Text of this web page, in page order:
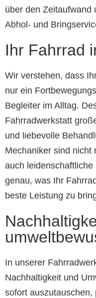
über den Zeitaufwand
Abhol- und
Ihr Fahrrad
Wir verstehen, dass
nur ein
Begleiter im Alltag.
Fahrradwerkstatt
und liebevolle
Mechaniker sind nicht
auch
genau, was Ihr
beste Leistung zu
In unserer
Nachhaltigkeit und
sofort